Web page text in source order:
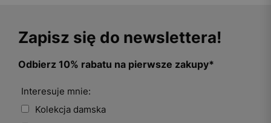
Zapisz się do newslettera!
Odbierz 10% rabatu na pierwsze zakupy*
Interesuje mnie:
Kolekcja damska